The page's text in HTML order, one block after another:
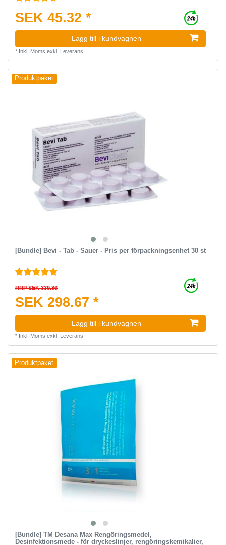
SEK 45.32 *
Lagg till i kundvagnen
* Inkl. Moms exkl. Leverans
Produktpaket
[Bundle] Bevi - Tab - Sauer - Pris per förpackningsenhet 30 st
RRP SEK 339.86
SEK 298.67 *
Lagg till i kundvagnen
* Inkl. Moms exkl. Leverans
Produktpaket
[Bundle] TM Desana Max Rengöringsmedel,
Desinfektionsmede - för dryckeslinjer, rengöringskemikalier,